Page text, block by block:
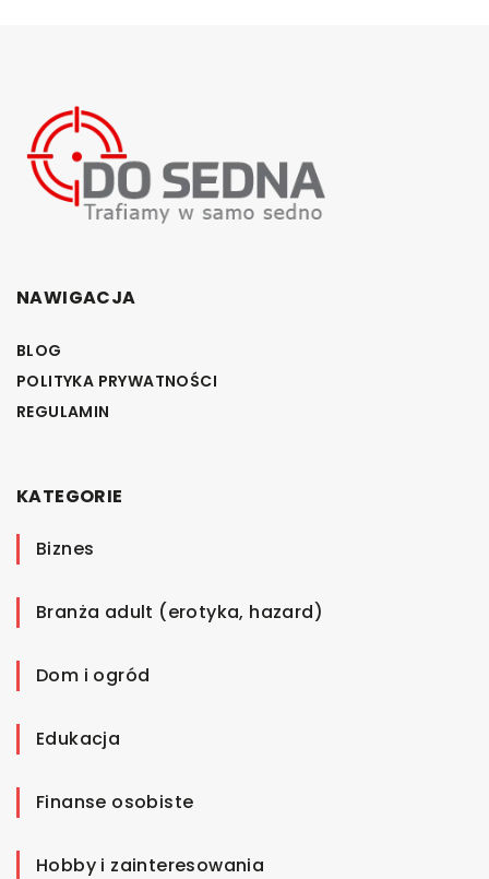
NAWIGACJA
BLOG
POLITYKA PRYWATNOŚCI
REGULAMIN
KATEGORIE
Biznes
Branża adult (erotyka, hazard)
Dom i ogród
Edukacja
Finanse osobiste
Hobby i zainteresowania